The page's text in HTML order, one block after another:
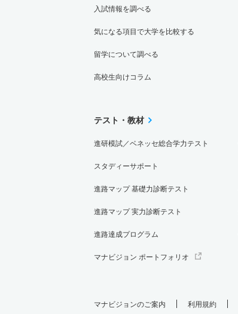
入試情報を調べる
気になる項目で大学を比較する
留学について調べる
高校生向けコラム
テスト・教材
進研模試／ベネッセ総合学力テスト
スタディーサポート
進路マップ 基礎力診断テスト
進路マップ 実力診断テスト
進路達成プログラム
マナビジョン ポートフォリオ
マナビジョンのご案内 利用規約